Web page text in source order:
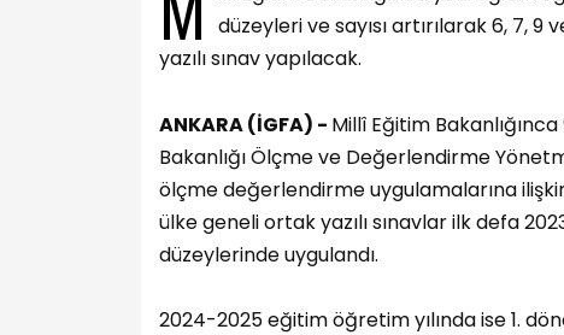
düzeyleri ve sayısı artırılarak 6, 7, 9
yazılı sınav yapılacak.
ANKARA (İGFA) - Millî Eğitim
Bakanlığı Ölçme ve Değerlendirme
ölçme değerlendirme uygulamalarına
ülke geneli ortak yazılı sınavlar ilk defa
düzeylerinde uygulandı.
2024-2025 eğitim öğretim yılında ise 1.